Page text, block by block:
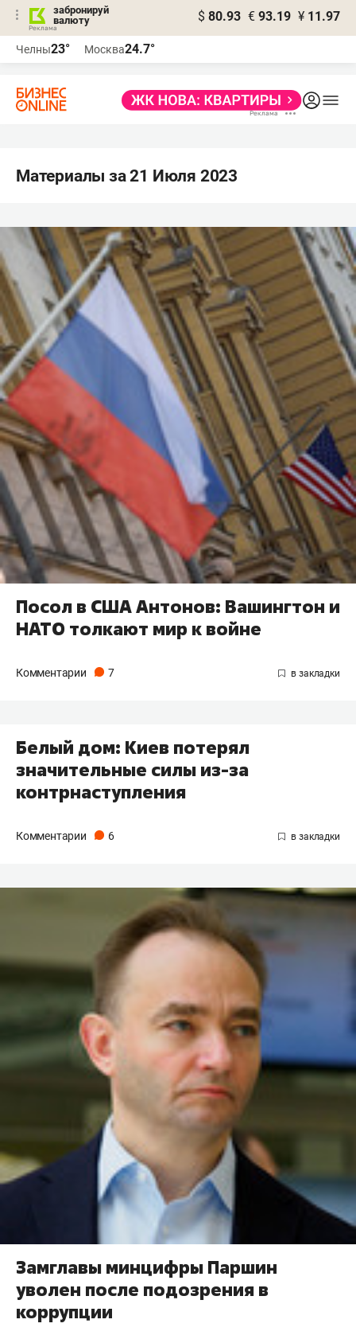
забронируй
валюту
$ 80.93 € 93.19 ¥ 11.97
Челны23° Москва24.7°
Материалы за 21 Июля 2023
Посол в США Антонов: Вашингтон и
НАТО толкают мир к войне
Комментарии 7
Белый дом: Киев потерял
значительные силы из-за
контрнаступления
Комментарии 6
Замглавы минцифры Паршин
уволен после подозрения в
коррупции